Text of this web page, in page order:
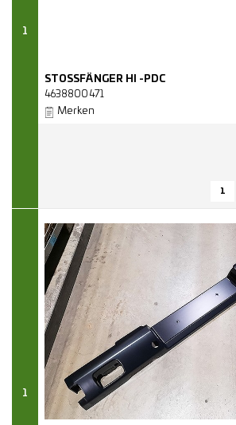
1
STOSSFÄNGER HI -PDC
4638800471
Merken
1